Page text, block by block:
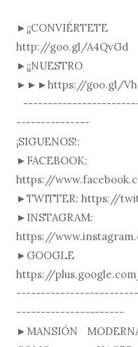
http://goo.gl/A4QvGd
►¡¡NUESTRO
►►►https://goo.gl/
---------------
¡SIGUENOS!:
►FACEBOOK:
https://
►TWITTER: https://
►INSTAGRAM:
https://
https://
----------------------
►MANSIÓN